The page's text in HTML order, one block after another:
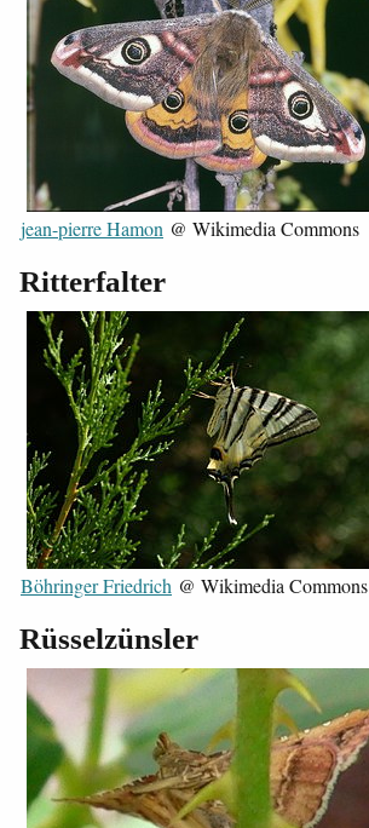
jean-pierre Hamon @ Wikimedia Commons
Ritterfalter
Böhringer Friedrich @ Wikimedia Commons
Rüsselzünsler